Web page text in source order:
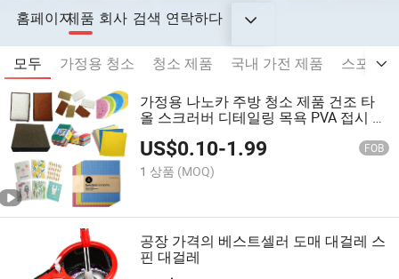
홈페이지제품 회사 검색 연락하다
모두 가정용 청소 청소 제품 국내 가전 제품
스포츠
가정용 나노카 주방 청소 제품 건조 타
올 스크러버 디테일링 목욕 PVA 접시 비
천 스카우러 네트 포함
US$0.10-1.99 FOB
1 상품 (MOQ)
공장 가격의 베스트셀러 도매 대걸레 스
핀 대걸레